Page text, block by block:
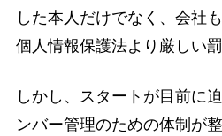
した本人だけでなく、会社
個人情報保護法より厳しい罰
しかし、スタートが目前に
ンバー管理のための体制が